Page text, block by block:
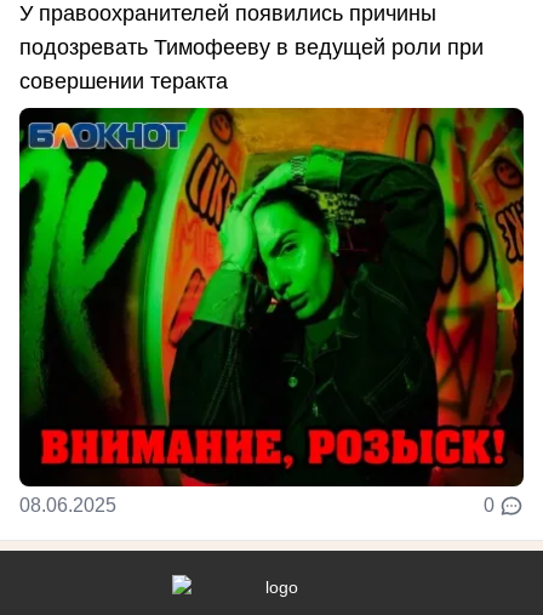
У правоохранителей появились причины
подозревать Тимофееву в ведущей роли при
совершении теракта
08.06.2025 0